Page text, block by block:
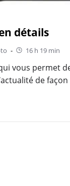
détails
- 16 h 19 min
vous permet
de